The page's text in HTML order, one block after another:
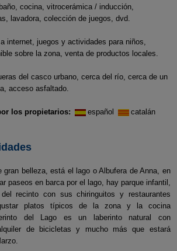
cocina, vitrocerámica / inducción,
lavadora, colección de juegos, dvd.
internet, juegos y actividades para niños,
sobre la zona, venta de productos locales.
del casco urbano, cerca del río, cerca de un
acceso asfaltado.
los propietarios: español
catalán
gran belleza, está el lago o Albufera de Anna, en
paseos en barca por el lago, hay parque infantil,
recinto con sus chiringuitos y restaurantes
platos típicos de la zona y la cocina
del Lago es un laberinto natural con
de bicicletas y mucho más que estará